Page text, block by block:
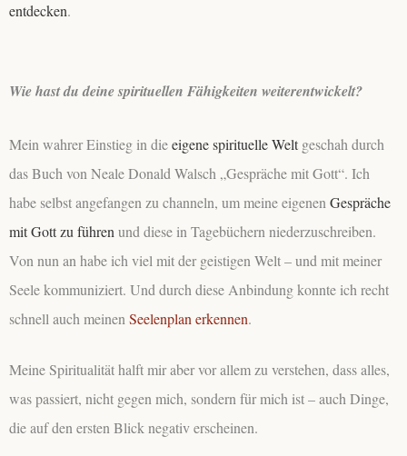
entdecken.
Wie hast du deine spirituellen Fähigkeiten weiterentwickelt?
Mein wahrer Einstieg in dieeigene spirituelle Weltgeschah durch
das Buch von Neale Donald Walsch „Gespräche mit Gott“. Ich
habe selbst angefangen zu channeln, um meine eigenen Gespräche
mit Gott zu führen und diese in Tagebüchern niederzuschreiben.
Von nun an habe ich viel mit der geistigen Welt – und mit meiner
Seele kommuniziert. Und durch diese Anbindung konnte ich recht
schnell auch meinen Seelenplan erkennen.
Meine Spiritualität halft mir aber vor allem zu verstehen, dass alles,
was passiert, nicht gegen mich, sondern für mich ist – auch Dinge,
die auf den ersten Blick negativ erscheinen.